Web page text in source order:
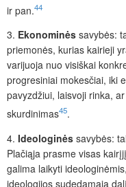
ir pan.44
3. Ekonominės savybės:
priemonės, kurias kairieji
varijuoja nuo visiškai
progresiniai mokesčiai, iki
pavyzdžiui, laisvoji rinka,
skurdinimas45.
4. Ideologinės savybės:
Plačiąja prasme visas
galima laikyti
ideologijos sudedamąją